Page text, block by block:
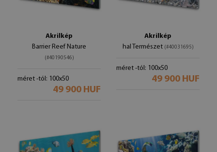
Akrilkép
Barrier Reef Nature
(#40190546)
méret -tól: 100x50
49 900 HUF
Akrilkép
hal Természet (#40031695)
méret -tól: 100x50
49 900 HUF